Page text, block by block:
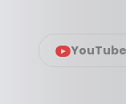
YouTube